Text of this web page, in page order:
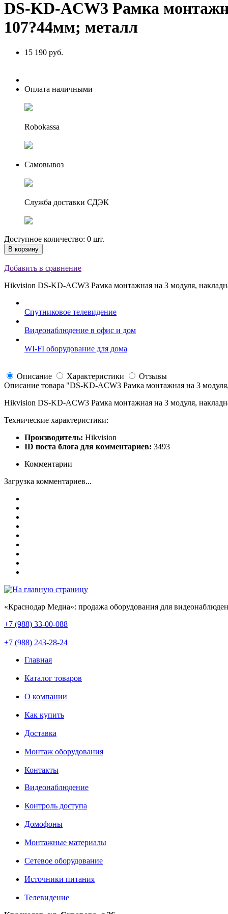
DS-KD-ACW3 Рамка
107?44мм; металл
15 190 руб.
Оплата наличными
Robokassa
Самовывоз
Служба доставки СДЭК
Доступное количество: 0 шт.
В корзину
Добавить в сравнение
Hikvision DS-KD-ACW3 Рамка монтажная на 3 модуля,
Спутниковое телевидение
Видеонаблюдение в офис и дом
WI-FI оборудование для дома
Описание Характеристики
Отзывы
Описание товара "DS-KD-ACW3 Рамка монтажная на 3
Hikvision DS-KD-ACW3 Рамка монтажная на 3 модуля,
Технические характеристики:
Производитель: Hikvision
ID поста блога для комментариев: 3493
Комментарии
Загрузка комментариев...
«Краснодар Медиа»: продажа оборудования для
+7 (988) 33-00-088
+7 (988) 243-28-24
Главная
Каталог товаров
О компании
Как купить
Доставка
Монтаж оборудования
Контакты
Видеонаблюдение
Контроль доступа
Домофоны
Монтажные материалы
Сетевое оборудование
Источники питания
Телевидение